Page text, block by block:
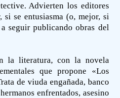
Advierten los editores
si se entusiasma (o, mejor, si
seguir publicando obras del
la literatura, con la novela
que propone «Los
de viuda engañada, banco
enfrentados, asesino